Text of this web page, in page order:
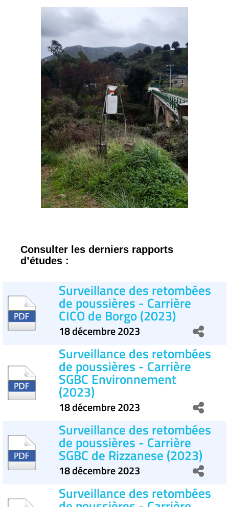
Consulter les derniers rapports
d’études :
Surveillance des retombées
de poussières - Carrière
CICO de Borgo (2023)
18 décembre 2023
Surveillance des retombées
de poussières - Carrière
SGBC Environnement
(2023)
18 décembre 2023
Surveillance des retombées
de poussières - Carrière
SGBC de Rizzanese (2023)
18 décembre 2023
Surveillance des retombées